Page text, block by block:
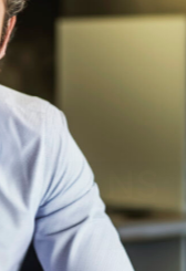
ANS
MÊME